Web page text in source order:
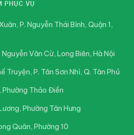
PHỤC VỤ
P. Nguyễn Thái Bình, Quận 1,
Văn Cừ, Long Biên, Hà Nội
Truyện, P. Tân Sơn Nhì, Q. Tân Phú
Phường Thảo Điền
Phường Tân Hưng
Quân, Phường 10